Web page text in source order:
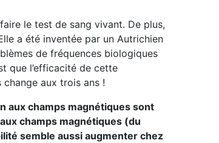
le test de sang vivant. De plus,
a été inventée par un Autrichien
de fréquences biologiques
que l’efficacité de cette
aux trois ans !
aux champs magnétiques sont
champs magnétiques (du
semble aussi augmenter chez